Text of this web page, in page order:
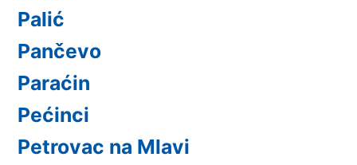
Palić
Pančevo
Paraćin
Pećinci
Petrovac na Mlavi